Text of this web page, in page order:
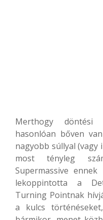
Merthogy döntési
hasonlóan bőven
nagyobb súllyal (vagy
most tényleg
Supermassive ennek
lekoppintotta a
Turning Pointnak
a kulcs